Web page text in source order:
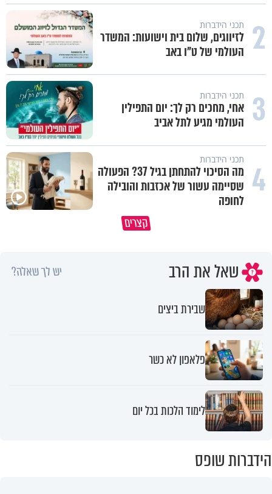
2 תכני הידברות
לזיווגים, שלום בית וישועות: המשדר
העולמי של ט"ו באב
3 תכני הידברות
אחי, מחכים רק לך: יום התפילין
העולמי מגיע לתל אביב
4 תכני הידברות
מה הסיכוי להתחתן בגיל 37? הפעולה
שסיימה עשור של אכזבות והובילה
לחופה
קצרים
שאל את הרב יש לך שאלה?
שבירת ביצים
פלאפון לא כשר
לימוד הלכות בכל יום
הידברות שופס